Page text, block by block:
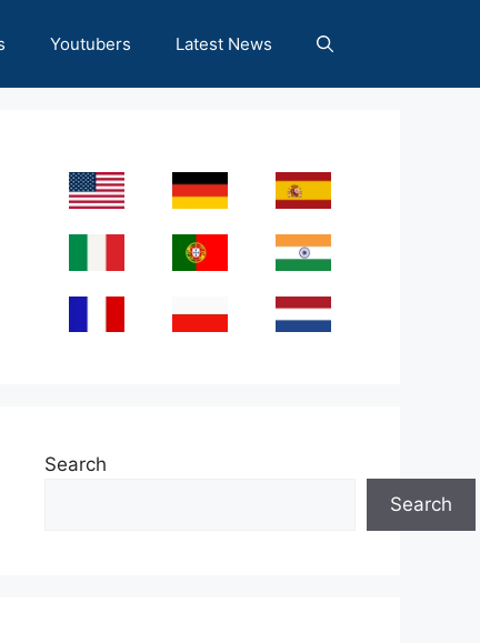
Youtubers Latest News
Search
Search